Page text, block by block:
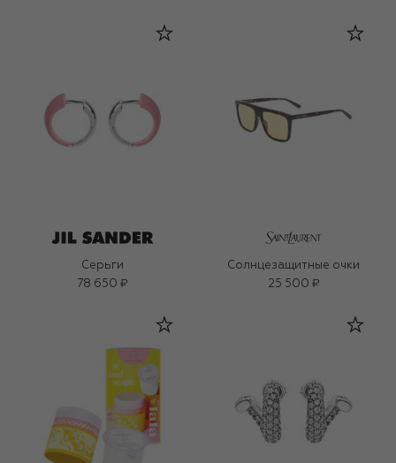
Серьги
78 650 ₽
Солнцезащитные очки
25 500 ₽